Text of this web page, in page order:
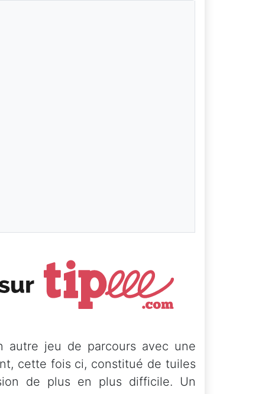
autre jeu de parcours avec une
cette fois ci, constitué de tuiles
de plus en plus difficile. Un